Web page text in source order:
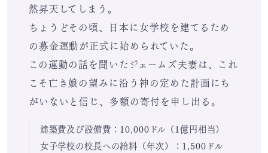
然昇天してしまう。
ちょうどその頃、日本に女学校を建てるため
の募金運動が正式に始められていた。
この運動の話を聞いたジェームズ夫妻は、これ
こそ亡き娘の望みに沿う神の定めた計画にち
がいないと信じ、多額の寄付を申し出る。
建築費及び設備費：10,000ドル（1億円相当）
女子学校の校長への給料（年次）：1,500ドル